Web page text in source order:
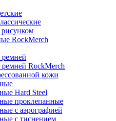
RockMerch
RockMerch
кожи
Hard Steel
проклепанные
с аэрографией
с тиснением